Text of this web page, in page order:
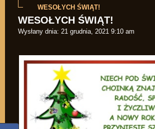
WESOŁYCH ŚWIĄT!
WESOŁYCH ŚWIĄT!
Wysłany dnia: 21 grudnia, 2021 9:10 am